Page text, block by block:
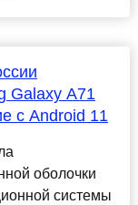
Galaxy A71
с Android 11
оболочки
системы